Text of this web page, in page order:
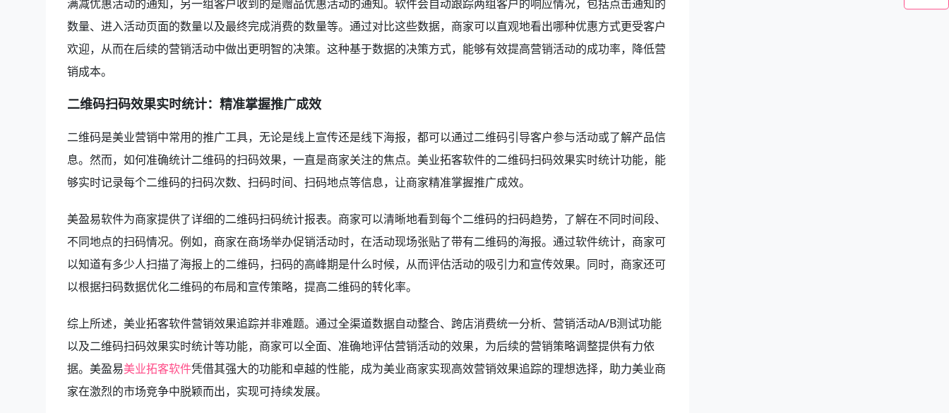
满减优惠活动的通知，另一组客户收到的是赠品优惠活动的通知。软件会自动跟踪两组客户的响应情况，包括点击通知的
数量、进入活动页面的数量以及最终完成消费的数量等。通过对比这些数据，商家可以直观地看出哪种优惠方式更受客户
欢迎，从而在后续的营销活动中做出更明智的决策。这种基于数据的决策方式，能够有效提高营销活动的成功率，降低营
销成本。
二维码扫码效果实时统计：精准掌握推广成效
二维码是美业营销中常用的推广工具，无论是线上宣传还是线下海报，都可以通过二维码引导客户参与活动或了解产品信
息。然而，如何准确统计二维码的扫码效果，一直是商家关注的焦点。美业拓客软件的二维码扫码效果实时统计功能，能
够实时记录每个二维码的扫码次数、扫码时间、扫码地点等信息，让商家精准掌握推广成效。
美盈易软件为商家提供了详细的二维码扫码统计报表。商家可以清晰地看到每个二维码的扫码趋势，了解在不同时间段、
不同地点的扫码情况。例如，商家在商场举办促销活动时，在活动现场张贴了带有二维码的海报。通过软件统计，商家可
以知道有多少人扫描了海报上的二维码，扫码的高峰期是什么时候，从而评估活动的吸引力和宣传效果。同时，商家还可
以根据扫码数据优化二维码的布局和宣传策略，提高二维码的转化率。
综上所述，美业拓客软件营销效果追踪并非难题。通过全渠道数据自动整合、跨店消费统一分析、营销活动A/B测试功能
以及二维码扫码效果实时统计等功能，商家可以全面、准确地评估营销活动的效果，为后续的营销策略调整提供有力依
据。美盈易美业拓客软件凭借其强大的功能和卓越的性能，成为美业商家实现高效营销效果追踪的理想选择，助力美业商
家在激烈的市场竞争中脱颖而出，实现可持续发展。